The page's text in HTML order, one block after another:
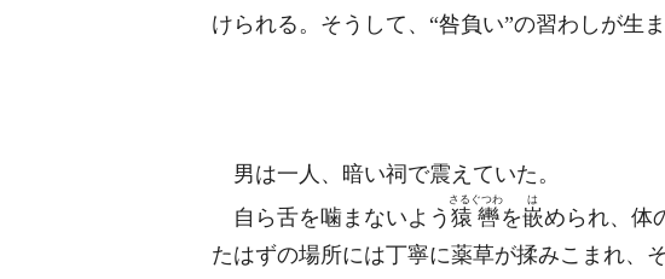
けられる。そうして、“咎負い”の習わしが生ま
男は一人、暗い祠で震えていた。
自ら舌を噛まないよう 猿轡
さるぐつわ
を嵌
は
められ、体
たはずの場所には丁寧に薬草が揉みこまれ、